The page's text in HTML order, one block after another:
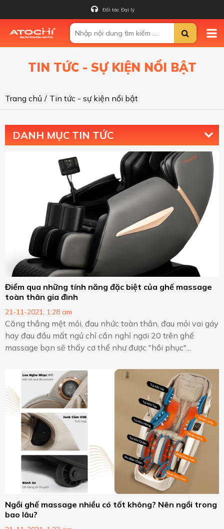
Đối tác Đại lý
TIN TỨC - SỰ KIỆN NỔI BẬT
Trang chủ / Tin tức - sự kiện nổi bật
DANH MỤC TIN TỨC
Điểm qua những tính năng đặc biệt của ghế massage
toàn thân gia đình
21-11-2021, 1:28 am
Căng thẳng mệt mỏi, đau nhức toàn thân, đau mỏi vai gáy
hay đau đầu mất ngủ chỉ cần nghỉ ngơi 20 trên ghế
massage bạn sẽ thấy cơ thể như được "hồi phục"...
Ngồi ghế massage nhiều có tốt không? Nên ngồi trong
bao lâu?